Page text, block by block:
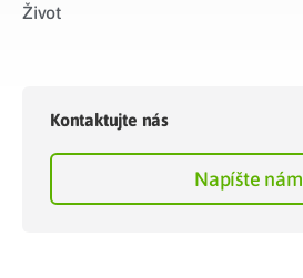
Život​
Kontaktujte nás
Napíšte nám